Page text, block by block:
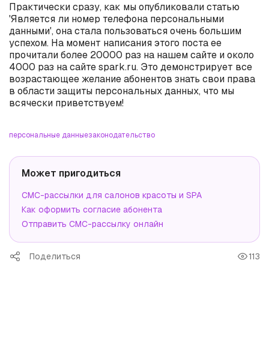
Практически сразу, как мы опубликовали статью
'Является ли номер телефона персональными
данными', она стала пользоваться очень большим
успехом. На момент написания этого поста ее
прочитали более 20000 раз на нашем сайте и около
4000 раз на сайте spark.ru. Это демонстрирует все
возрастающее желание абонентов знать свои права
в области защиты персональных данных, что мы
всячески приветствуем!
персональные данныезаконодательство
Может пригодиться
СМС-рассылки для салонов красоты и SPA
Как оформить согласие абонента
Отправить СМС-рассылку онлайн
Поделиться 113